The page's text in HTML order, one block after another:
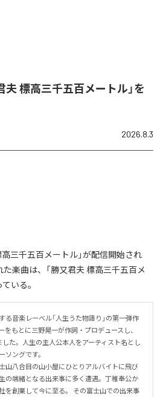
標高三千五百メートル」を
2026.8.3
三千五百メートル」が配信開始され
楽曲は、「勝又君夫 標高三千五百メ
いる。
る音楽レーベル「人生うた物語り」の第一弾作
をもとに三野晃一が作詞・プロデュースし、
た。人生の主人公本人をアーティスト名とし
ソングです。
山八合目の山小屋にひとりアルバイトに飛び
の端緒となる出来事に多く遭遇。丁稚奉公か
を創業して今に至る。 その富士山での出来事